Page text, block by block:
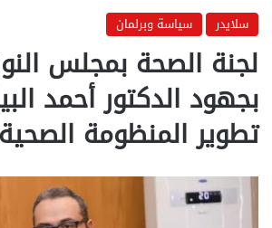
سلايدر
سياسة وبرلمان
لجنة الصحة بمجلس
بجهود الدكتور أحمد
تطوير المنظومة